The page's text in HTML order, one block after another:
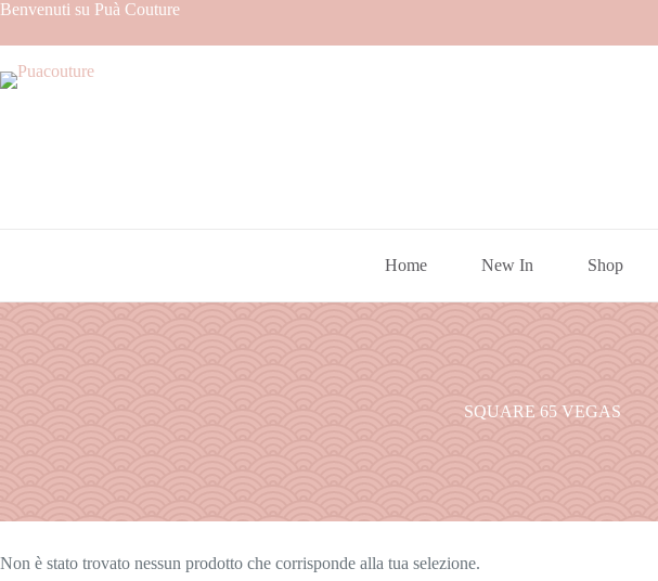
Benvenuti su Puà Couture
Home New In Shop
SQUARE 65 VEGAS
Non è stato trovato nessun prodotto che corrisponde alla tua selezione.